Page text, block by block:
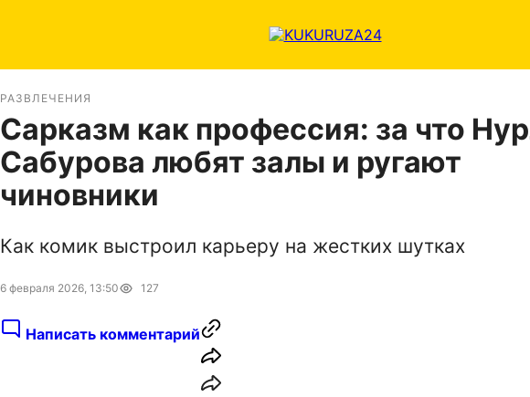
РАЗВЛЕЧЕНИЯ
Сарказм как профессия: за что
Сабурова любят залы и ругают
чиновники
Как комик выстроил карьеру на жестких шутках
6 февраля 2026, 13:50 127
Написать комментарий